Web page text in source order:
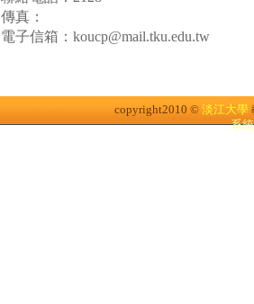
傳真：
電子信箱：koucp@mail.tku.edu.tw
copyright2010 © 淡江大學
系